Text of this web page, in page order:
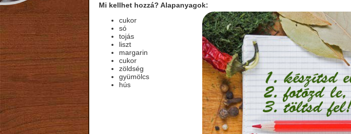
Mi kellhet hozzá? Alapanyagok:
cukor
só
tojás
liszt
margarin
cukor
zöldség
gyümölcs
hús